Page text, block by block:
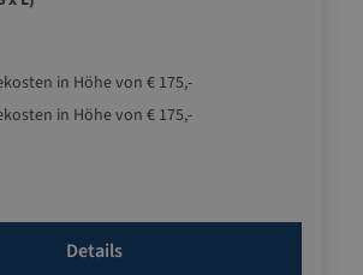
in Höhe von € 175,-
in Höhe von € 175,-
Details